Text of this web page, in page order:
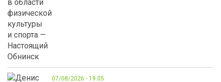
07/08/2026 - 19:05